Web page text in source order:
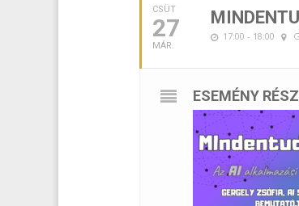
CSÜT
27
MÁR.
17:00 - 18:00
ESEMÉNY